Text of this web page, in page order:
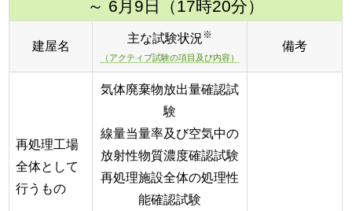
～ 6月9日（17時20分）
建屋名
主な試験状況※
（アクティブ試験の項目及び内容）
備考
再処理工場
全体として
行うもの
気体廃棄物放出量確認試
験
線量当量率及び空気中の
放射性物質濃度確認試験
再処理施設全体の処理性
能確認試験